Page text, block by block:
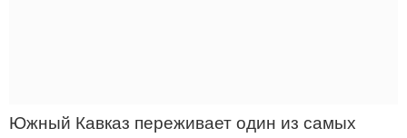
Южный Кавказ переживает один из самых